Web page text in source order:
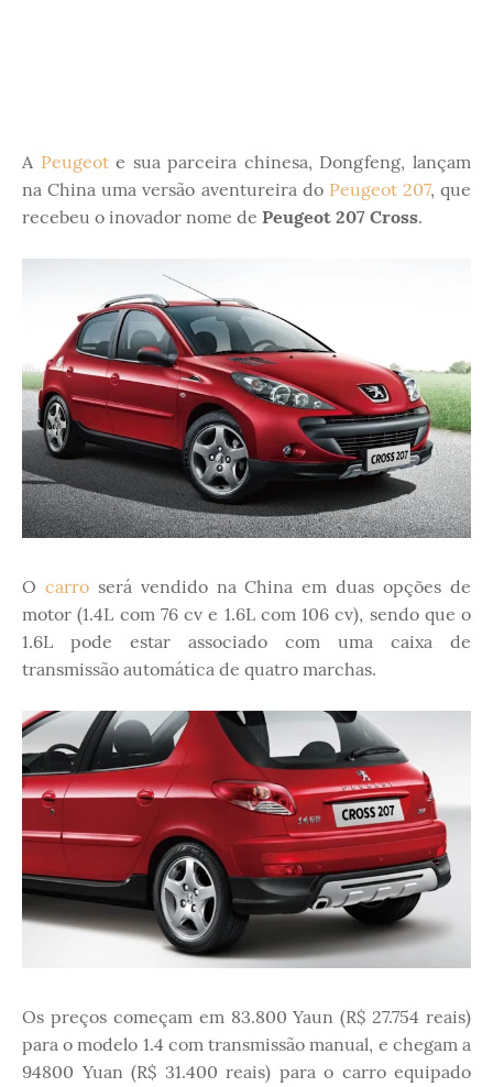
A Peugeote sua parceira chinesa, Dongfeng, lançam
na China uma versão aventureira do Peugeot 207, que
recebeu o inovador nome de Peugeot 207 Cross.
O carroserá vendido na China em duas opções de
motor (1.4L com 76 cv e 1.6L com 106 cv), sendo que o
1.6L pode estar associado com uma caixa de
transmissão automática de quatro marchas.
Os preços começam em 83.800 Yaun (R$ 27.754 reais)
para o modelo 1.4 com transmissão manual, e chegam a
94800 Yuan (R$ 31.400 reais) para o carro equipado